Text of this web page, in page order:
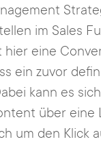
im Sales
hier eine
ein zuvor
kann es
über eine
um den Klick